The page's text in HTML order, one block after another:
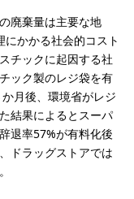
廃棄量は主要な地
かかる社会的コスト
チックに起因する社
ック製のレジ袋を有
月後、環境省がレジ
結果によるとスーパ
退率57%が有料化後
ドラッグストアでは